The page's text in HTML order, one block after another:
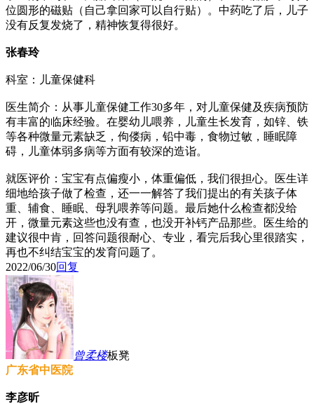
位圆形的磁贴（自己拿回家可以自行贴）。中药吃了后，儿子
没有反复发烧了，精神恢复得很好。
张春玲
科室：儿童保健科
医生简介：从事儿童保健工作30多年，对儿童保健及疾病预防
有丰富的临床经验。在婴幼儿喂养，儿童生长发育，如锌、铁
等各种微量元素缺乏，佝偻病，铅中毒，食物过敏，睡眠障
碍，儿童体弱多病等方面有较深的造诣。
就医评价：宝宝有点偏瘦小，体重偏低，我们很担心。医生详
细地给孩子做了检查，还一一解答了我们提出的有关孩子体
重、辅食、睡眠、母乳喂养等问题。最后她什么检查都没给
开，微量元素这些也没有查，也没开补钙产品那些。医生给的
建议很中肯，回答问题很耐心、专业，看完后我心里很踏实，
再也不纠结宝宝的发育问题了。
2022/06/30回复
曾柔楼板凳
广东省中医院
李彦昕